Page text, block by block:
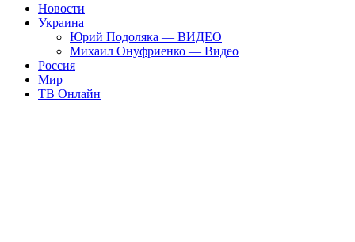
Новости
Украина
Юрий Подоляка — ВИДЕО
Михаил Онуфриенко — Видео
Россия
Мир
ТВ Онлайн